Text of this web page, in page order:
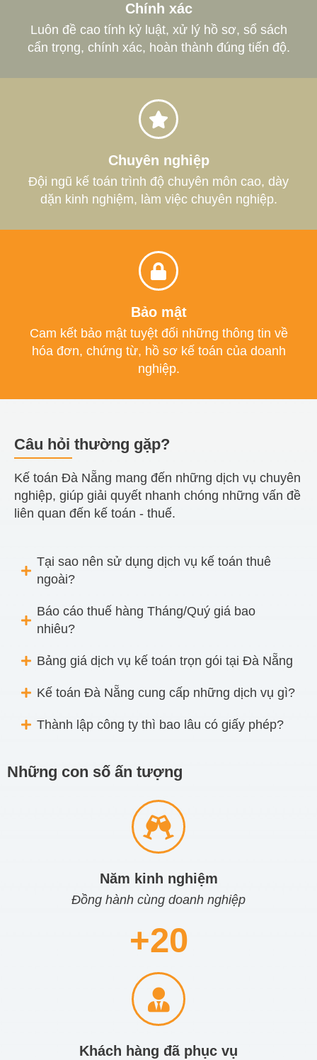
Chính xác
Luôn đề cao tính kỷ luật, xử lý hồ sơ, sổ sách
cẩn trọng, chính xác, hoàn thành đúng tiến độ.
Chuyên nghiệp
Đội ngũ kế toán trình độ chuyên môn cao, dày
dặn kinh nghiệm, làm việc chuyên nghiệp.
Bảo mật
Cam kết bảo mật tuyệt đối những thông tin về
hóa đơn, chứng từ, hồ sơ kế toán của doanh
nghiệp.
Câu hỏi thường gặp?
Kế toán Đà Nẵng mang đến những dịch vụ chuyên
nghiệp, giúp giải quyết nhanh chóng những vấn đề
liên quan đến kế toán - thuế.
Tại sao nên sử dụng dịch vụ kế toán thuê
ngoài?
Báo cáo thuế hàng Tháng/Quý giá bao
nhiêu?
Bảng giá dịch vụ kế toán trọn gói tại Đà Nẵng
Kế toán Đà Nẵng cung cấp những dịch vụ gì?
Thành lập công ty thì bao lâu có giấy phép?
Những con số ấn tượng
Năm kinh nghiệm
Đồng hành cùng doanh nghiệp
+20
Khách hàng đã phục vụ